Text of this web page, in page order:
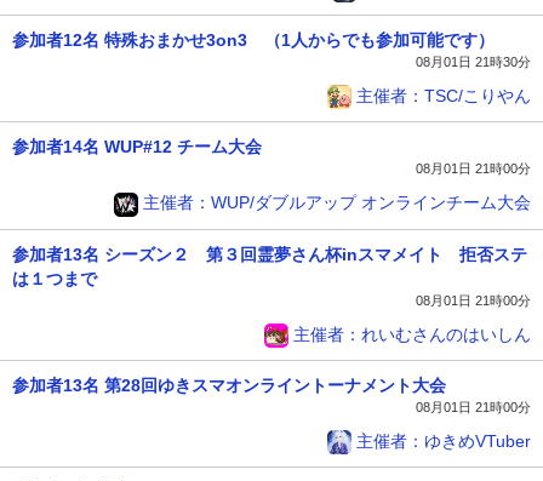
参加者12名 特殊おまかせ3on3 （1人からでも参加可能です）
08月01日 21時30分
主催者：TSC/こりやん
参加者14名 WUP#12 チーム大会
08月01日 21時00分
主催者：WUP/ダブルアップ オンラインチーム大会
参加者13名 シーズン２ 第３回霊夢さん杯inスマメイト 拒否ステ
は１つまで
08月01日 21時00分
主催者：れいむさんのはいしん
参加者13名 第28回ゆきスマオンライントーナメント大会
08月01日 21時00分
主催者：ゆきめVTuber